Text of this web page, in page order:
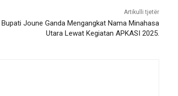
Artikulli tjetër
Bupati Joune Ganda Mengangkat Nama Minahasa
Utara Lewat Kegiatan APKASI 2025.